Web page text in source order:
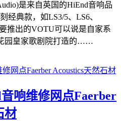
是来自英国的HiEnd音响品
经典款，如LS3/5、LS6、
推出的VOTU可以说是自家系
园皇家歌剧院打造的……
响维修网点Faerber
材